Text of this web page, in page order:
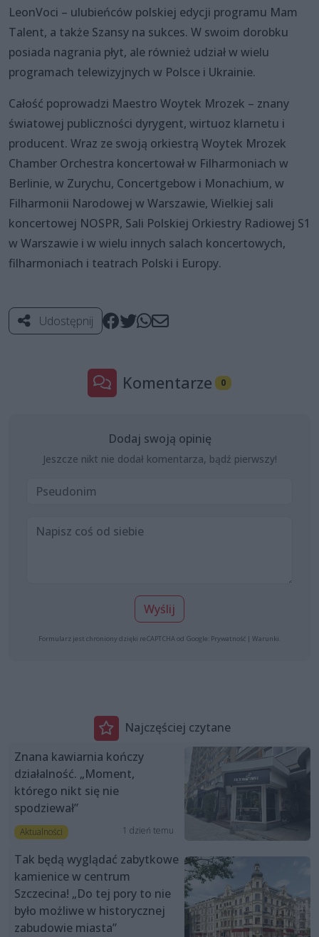
LeonVoci – ulubieńców polskiej edycji programu Mam
Talent, a także Szansy na sukces. W swoim dorobku
posiada nagrania płyt, ale również udział w wielu
programach telewizyjnych w Polsce i Ukrainie.
Całość poprowadzi Maestro Woytek Mrozek – znany
światowej publiczności dyrygent, wirtuoz klarnetu i
producent. Wraz ze swoją orkiestrą Woytek Mrozek
Chamber Orchestra koncertował w Filharmoniach w
Berlinie, w Zurychu, Concertgebow i Monachium, w
Filharmonii Narodowej w Warszawie, Wielkiej sali
koncertowej NOSPR, Sali Polskiej Orkiestry Radiowej S1
w Warszawie i w wielu innych salach koncertowych,
filharmoniach i teatrach Polski i Europy.
Udostępnij
Komentarze 0
Dodaj swoją opinię
Jeszcze nikt nie dodał komentarza, bądź pierwszy!
Wyślij
Formularz jest chroniony dzięki reCAPTCHA od Google: Prywatność | Warunki
Najczęściej czytane
Znana kawiarnia kończy
działalność. „Moment,
którego nikt się nie
spodziewał”
Aktualności 1 dzień temu
Tak będą wyglądać zabytkowe
kamienice w centrum
Szczecina! „Do tej pory to nie
było możliwe w historycznej
zabudowie miasta”